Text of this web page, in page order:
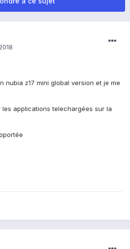
nubia z17 mini global version et je me
applications telechargées sur la